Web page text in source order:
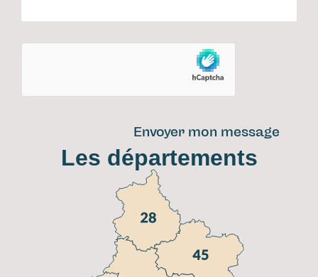
Envoyer mon message
Les départements